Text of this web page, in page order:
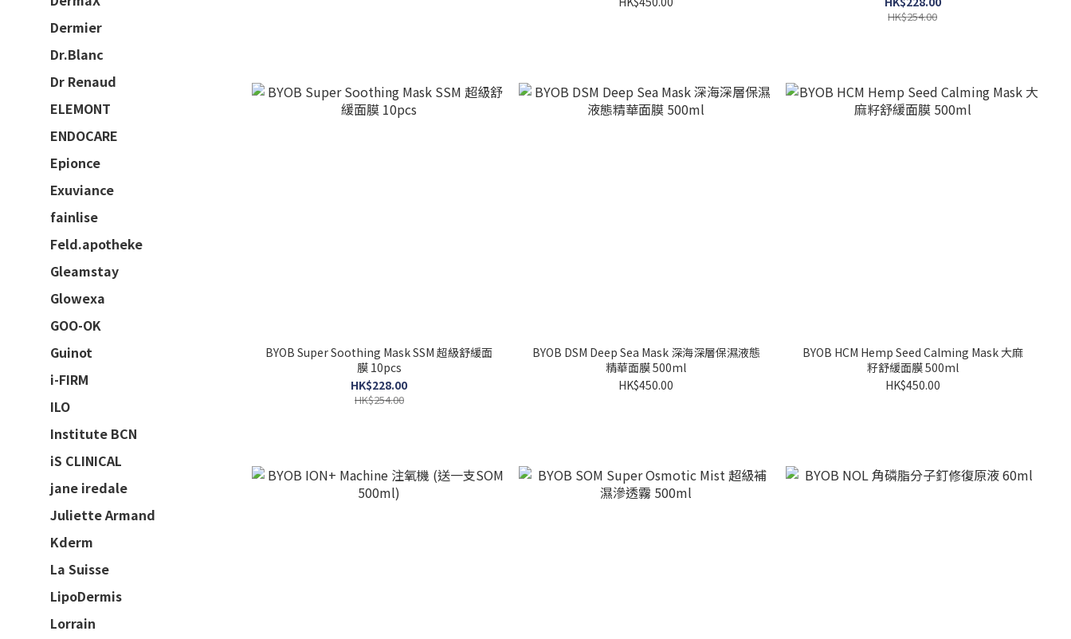
Dermier
Dr.Blanc
Dr Renaud
ELEMONT
ENDOCARE
Epionce
Exuviance
fainlise
Feld.apotheke
Gleamstay
Glowexa
GOO-OK
Guinot
i-FIRM
ILO
Institute BCN
iS CLINICAL
jane iredale
Juliette Armand
Kderm
La Suisse
LipoDermis
Lorrain
HK$254.00
BYOB Super Soothing Mask SSM 超級舒緩面
膜 10pcs
HK$228.00
HK$254.00
BYOB DSM Deep Sea Mask 深海深層保濕液態
精華面膜 500ml
HK$450.00
BYOB HCM Hemp Seed Calming Mask 大麻
籽舒緩面膜 500ml
HK$450.00